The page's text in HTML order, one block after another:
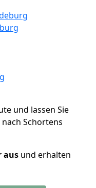
und lassen Sie
Schortens
aus und erhalten